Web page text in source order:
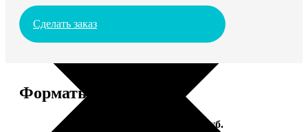
Сделать заказ
Форматы и цены
Цена, руб.